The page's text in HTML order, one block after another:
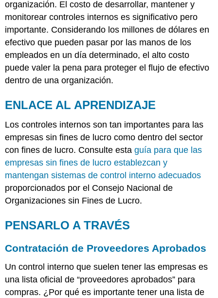
organización. El costo de desarrollar, mantener y
monitorear controles internos es significativo pero
importante. Considerando los millones de dólares en
efectivo que pueden pasar por las manos de los
empleados en un día determinado, el alto costo
puede valer la pena para proteger el flujo de efectivo
dentro de una organización.
ENLACE AL APRENDIZAJE
Los controles internos son tan importantes para las
empresas sin fines de lucro como dentro del sector
con fines de lucro. Consulte estaguía para que las
empresas sin fines de lucro establezcan y
mantengan sistemas de control interno adecuados
proporcionados por el Consejo Nacional de
Organizaciones sin Fines de Lucro.
PENSARLO A TRAVÉS
Contratación de Proveedores Aprobados
Un control interno que suelen tener las empresas es
una lista oficial de “proveedores aprobados” para
compras. ¿Por qué es importante tener una lista de